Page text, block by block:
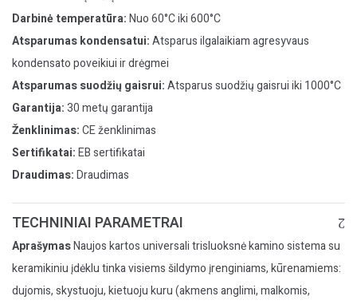
Darbinė temperatūra:Nuo 60°C iki 600°C
Atsparumas kondensatui:Atsparus ilgalaikiam agresyvaus
kondensato poveikiui ir drėgmei
Atsparumas suodžių gaisrui:Atsparus suodžių gaisrui iki 1000°C
Garantija:30 metų garantija
Ženklinimas:CE ženklinimas
Sertifikatai:EB sertifikatai
Draudimas:Draudimas
TECHNINIAI PARAMETRAI
AprašymasNaujos kartos universali trisluoksnė kamino sistema su
keramikiniu įdėklu tinka visiems šildymo įrenginiams, kūrenamiems:
dujomis, skystuoju, kietuoju kuru (akmens anglimi, malkomis,